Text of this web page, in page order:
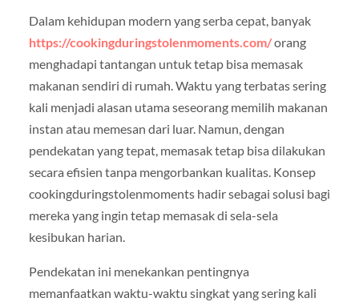
Dalam kehidupan modern yang serba cepat, banyak
https://cookingduringstolenmoments.com/orang
menghadapi tantangan untuk tetap bisa memasak
makanan sendiri di rumah. Waktu yang terbatas sering
kali menjadi alasan utama seseorang memilih makanan
instan atau memesan dari luar. Namun, dengan
pendekatan yang tepat, memasak tetap bisa dilakukan
secara efisien tanpa mengorbankan kualitas. Konsep
cookingduringstolenmoments hadir sebagai solusi bagi
mereka yang ingin tetap memasak di sela-sela
kesibukan harian.
Pendekatan ini menekankan pentingnya
memanfaatkan waktu-waktu singkat yang sering kali